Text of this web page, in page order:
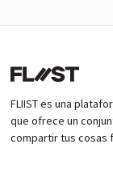
FLIIST es una
que ofrece un
compartir tus cosas